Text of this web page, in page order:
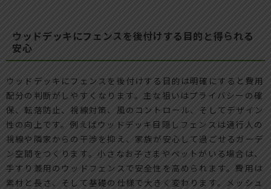
ウッドデッキにフェンスを後付けする目的と得られる
安心
ウッドデッキにフェンスを後付けする目的は明確にすると費用
配分の判断がしやすくなります。主な狙いはプライバシーの確
保、転落防止、視線対策、風のコントロール、そしてデザイン
性の向上です。例えばウッドデッキ目隠しフェンスは通行人の
視線や隣家からの干渉を抑え、家族が安心して過ごせるガーデ
ン空間をつくります。小さなお子さまやペットがいる場合は、
手すり兼用のウッドフェンスで安全性を高められます。費用は
素材と長さ、そして基礎の仕様で大きく変わります。メッシュ